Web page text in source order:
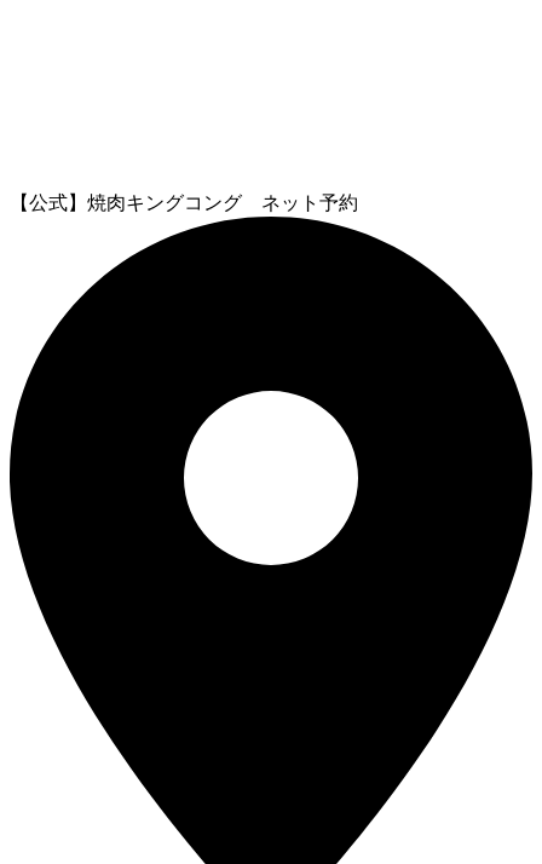
【公式】焼肉キングコング ネット予約